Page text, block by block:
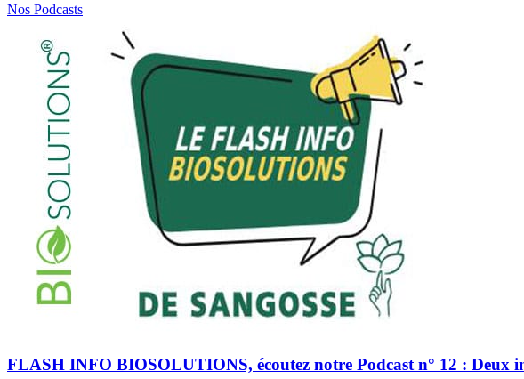
Nos Podcasts
FLASH INFO BIOSOLUTIONS, écoutez notre Podcast n° 12 : Deux